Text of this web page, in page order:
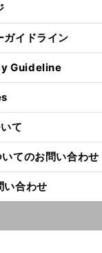
ガイドライン
Guideline
て
てのお問い合わせ
い合わせ